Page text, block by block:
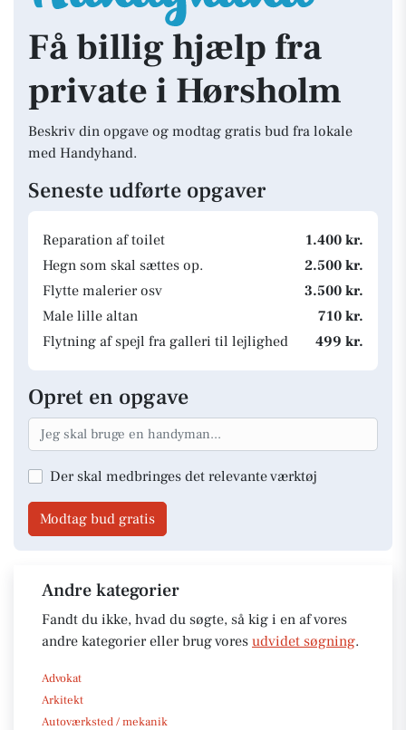
Få billig hjælp fra
private i Hørsholm
Beskriv din opgave og modtag gratis bud fra lokale
med Handyhand.
Seneste udførte opgaver
Reparation af toilet
1.400 kr.
Hegn som skal sættes op.
2.500 kr.
Flytte malerier osv
3.500 kr.
Male lille altan
710 kr.
Flytning af spejl fra galleri til lejlighed
499 kr.
Opret en opgave
Der skal medbringes det relevante værktøj
Modtag bud gratis
Andre kategorier
Fandt du ikke, hvad du søgte, så kig i en af vores
andre kategorier eller brug vores udvidet søgning.
Advokat
Arkitekt
Autoværksted / mekanik